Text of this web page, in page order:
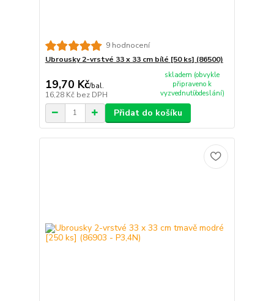
9 hodnocení
Ubrousky 2-vrstvé 33 x 33 cm bílé [50 ks] (86500)
19,70 Kč/bal.
16,28 Kč bez DPH
skladem (obvykle
připraveno k
vyzvednutí/odeslání)
Přidat do košíku